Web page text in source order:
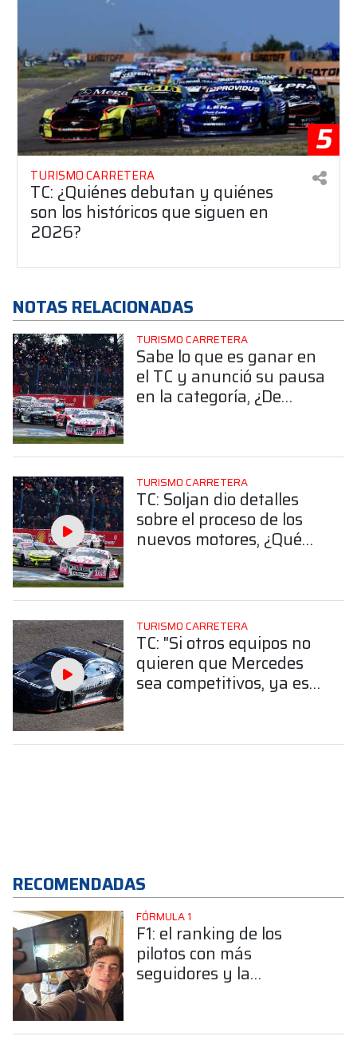
5
TURISMO CARRETERA
TC: ¿Quiénes debutan y quiénes
son los históricos que siguen en
2026?
NOTAS RELACIONADAS
TURISMO CARRETERA
Sabe lo que es ganar en
el TC y anunció su pausa
en la categoría, ¿De
TURISMO CARRETERA
TC: Soljan dio detalles
sobre el proceso de los
nuevos motores, ¿Qué
TURISMO CARRETERA
TC: "Si otros equipos no
quieren que Mercedes
sea competitivos, ya es
RECOMENDADAS
FÓRMULA 1
F1: el ranking de los
pilotos con más
seguidores y la